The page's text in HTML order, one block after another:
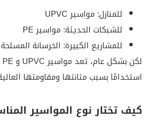
للمنازل: مواسير UPVC
للشبكات الحديثة: مواسير PE
للمشاريع الكبيرة: الخرسانة المسلحة
استخدامًا بسبب متانتها ومقاومتها
كيف تختار نوع المواسير